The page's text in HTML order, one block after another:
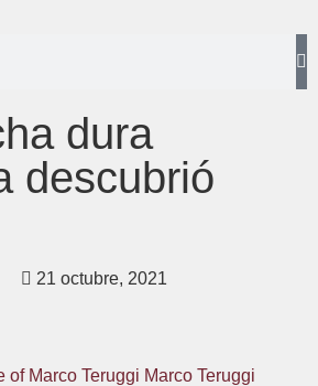
dura
descubrió
21 octubre, 2021
Marco Teruggi